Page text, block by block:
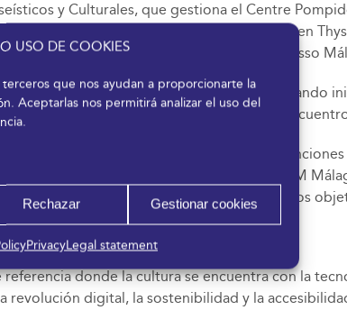
USO DE COOKIES
que nos ayudan a proporcionarte la
Aceptarlas nos permitirá analizar el uso del
Rechazar Gestionar cookies
PrivacyLegal statement
y Culturales, que gestiona el Centre
Rafael Pérez Estrada, el Museo Carmen
el Museo Jorge Rando, el Museo Picasso
la zona expositiva de CM Málaga, mostrando
de profesionales que congrega este
y el impulso de la innovación son
compromiso alcanzado en el marco de CM
y que está totalmente alineado con los
donde la cultura se encuentra con la
digital, la sostenibilidad y la